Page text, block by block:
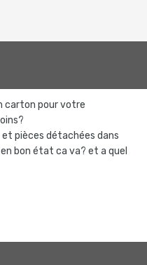
carton pour votre
pièces détachées dans
bon état ca va? et a quel